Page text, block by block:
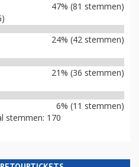
47% (81 stemmen)
24% (42 stemmen)
21% (36 stemmen)
6% (11 stemmen)
stemmen: 170